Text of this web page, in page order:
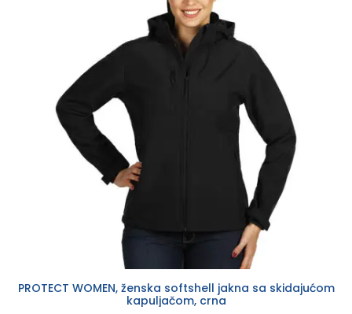
PROTECT WOMEN, ženska softshell jakna sa skidajućom
kapuljačom, crna